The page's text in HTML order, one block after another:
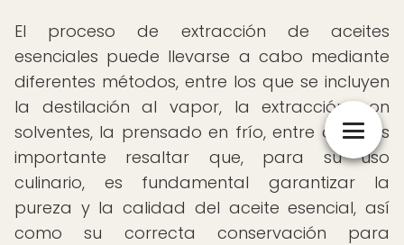
El proceso de extracción de aceites
esenciales puede llevarse a cabo mediante
diferentes métodos, entre los que se incluyen
la destilación al vapor, la extracción con
solventes, la prensado en frío, entre otros. Es
importante resaltar que, para su uso
culinario, es fundamental garantizar la
pureza y la calidad del aceite esencial, así
como su correcta conservación para